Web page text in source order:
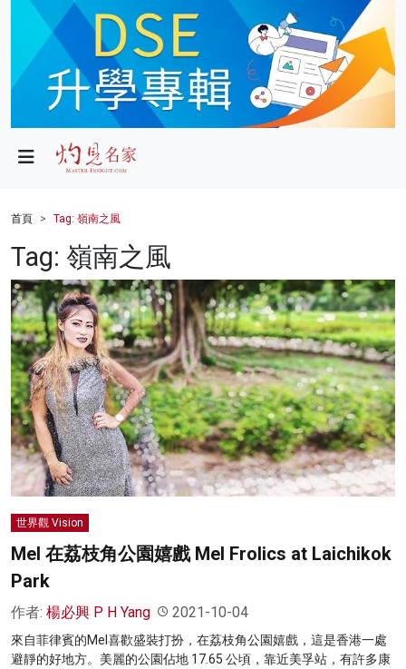
政局
財經
健康
商業
科技
影片
名家榜
灼見活動
首頁 Tag: 嶺南之風
Tag: 嶺南之風
世界觀 Vision
Mel 在荔枝角公園嬉戲 Mel Frolics at Laichikok
Park
作者: 楊必興 P H Yang 2021-10-04
來自菲律賓的Mel喜歡盛裝打扮，在荔枝角公園嬉戲，這是香港一處
避靜的好地方。美麗的公園佔地 17.65 公頃，靠近美孚站，有許多康